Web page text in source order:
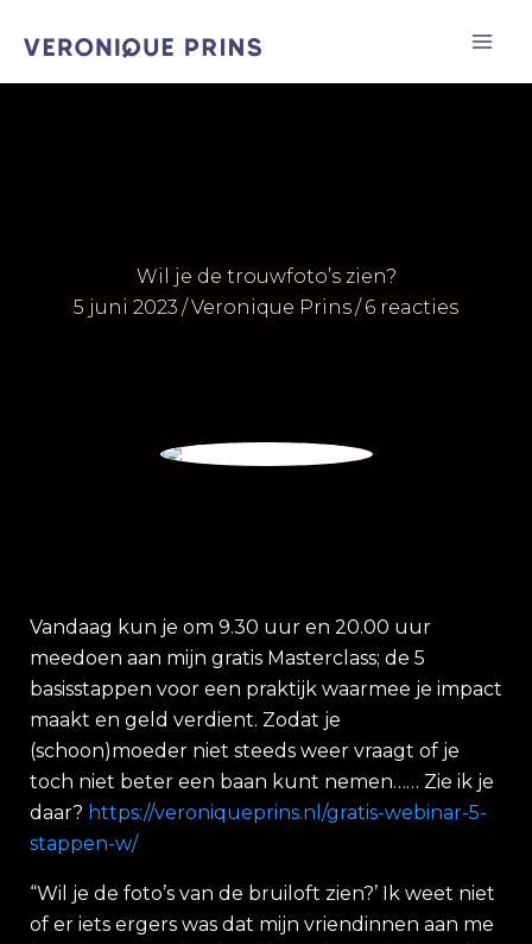
naar
Wil je de trouwfoto’s zien?
5 juni 2023 /Veronique Prins/ 6 reacties
Vandaag kun je om 9.30 uur en 20.00 uur
meedoen aan mijn gratis Masterclass; de 5
basisstappen voor een praktijk waarmee je impact
maakt en geld verdient. Zodat je
(schoon)moeder niet steeds weer vraagt of je
toch niet beter een baan kunt nemen…… Zie ik je
daar? https://veroniqueprins.nl/gratis-webinar-5-
stappen-w/
“Wil je de foto’s van de bruiloft zien?’ Ik weet niet
of er iets ergers was dat mijn vriendinnen aan me